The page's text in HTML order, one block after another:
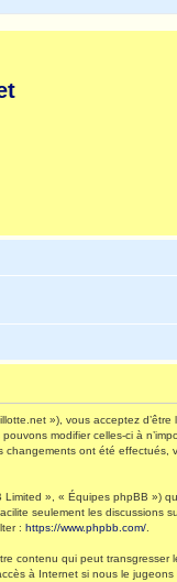
»), vous acceptez
modifier celles-ci à
ont été
», « Équipes phpBB »)
seulement les discussions
: https://www.phpbb.com/
qui peut
à Internet si nous le